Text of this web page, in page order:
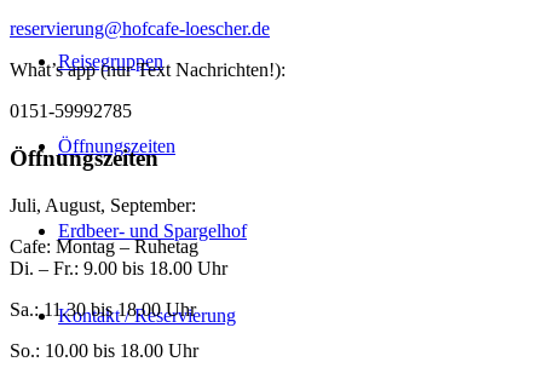
Reisegruppen
Öffnungszeiten
Erdbeer- und Spargelhof
Kontakt / Reservierung
reservierung@hofcafe-loescher.de
What’s app (nur Text Nachrichten!):
0151-59992785
Öffnungszeiten
Juli, August, September:
Cafe: Montag – Ruhetag
Di. – Fr.: 9.00 bis 18.00 Uhr
Sa.: 11.30 bis 18.00 Uhr
So.: 10.00 bis 18.00 Uhr